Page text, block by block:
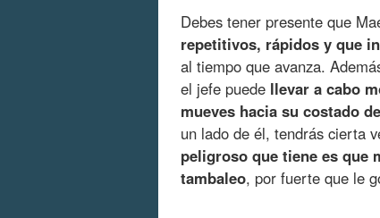
Debes tener presente que
repetitivos, rápidos y que
al tiempo que avanza.
el jefe puede llevar a cabo
mueves hacia su costado
un lado de él, tendrás cierta
peligroso que tiene es que
tambaleo, por fuerte que le